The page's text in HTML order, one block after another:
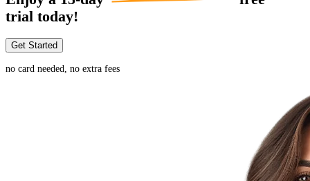
trial today!
Get Started
no card needed, no extra fees